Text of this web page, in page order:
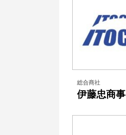
総合商社
伊藤忠商事